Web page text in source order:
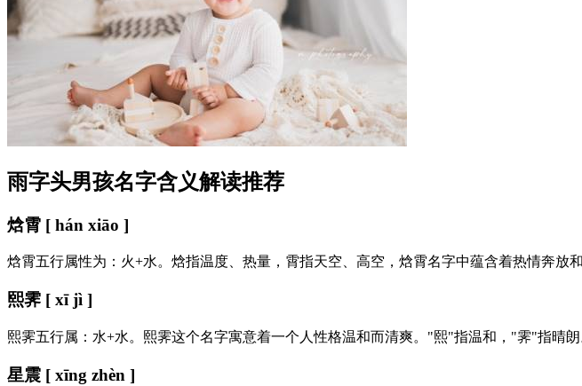
雨字头男孩名字含义解读推荐
焓霄 [ hán xiāo ]
焓霄五行属性为：火+水。焓指温度、热量，霄指天空、高空，焓霄名字中蕴含着热情奔
熙霁 [ xī jì ]
熙霁五行属：水+水。熙霁这个名字寓意着一个人性格温和而清爽。"熙"指温和，"霁"指晴
星震 [ xīng zhèn ]